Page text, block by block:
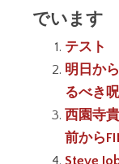
でいます
テスト
明日か
るべき
西園寺
前から
Steve